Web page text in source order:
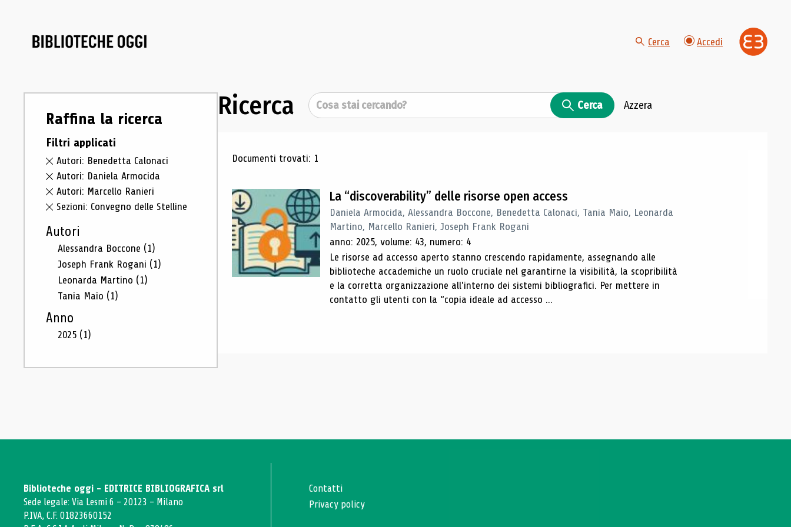
Cerca Accedi
Raffina la ricerca
Filtri applicati
Autori: Benedetta Calonaci
Autori: Daniela Armocida
Autori: Marcello Ranieri
Sezioni: Convegno delle Stelline
Autori
Alessandra Boccone (1)
Joseph Frank Rogani (1)
Leonarda Martino (1)
Tania Maio (1)
Anno
2025 (1)
Ricerca Cerca Cerca Azzera
Risultati di ricerca
Documenti trovati: 1
La “discoverability” delle risorse open access
Daniela Armocida, Alessandra Boccone, Benedetta Calonaci, Tania Maio, Leonarda
Martino, Marcello Ranieri, Joseph Frank Rogani
anno: 2025, volume: 43, numero: 4
Le risorse ad accesso aperto stanno crescendo rapidamente, assegnando alle
biblioteche accademiche un ruolo cruciale nel garantirne la visibilità, la scopribilità
e la corretta organizzazione all'interno dei sistemi bibliografici. Per mettere in
contatto gli utenti con la “copia ideale ad accesso ...
Biblioteche oggi - EDITRICE BIBLIOGRAFICA srl
Sede legale: Via Lesmi 6 - 20123 - Milano
P.IVA, C.F. 01823660152
Contatti
Privacy policy